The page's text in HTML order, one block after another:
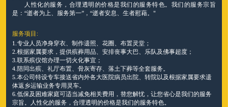
人性化的服务，合理透明的价格是我们的服务特色。我们的服务宗旨
是：“逝者为上、服务第一”，“逝者安息、生者慰藉。"
服务项目:
1.专业人员净身穿衣、制作遗照、花圈、布置灵堂；
2.根据家属要求，提供殡葬用品、安排丧事大巴、乐队及佛事超度；
3.联系殡仪馆办理一切火化事宜；
4.陪同出殡、礼厅布置、骨灰寄存、落土下葬等全套服务。
5.本公司特设专车接送省内外各大医院病员出院、转院以及根据家属要求遗
体返乡运输业务专用灵车。
6.低保及困难家庭可适当减免相关费用，替您解忧，让您省心是我们的服务
宗旨。人性化的服务，合理透明的价格是我们的服务特色。